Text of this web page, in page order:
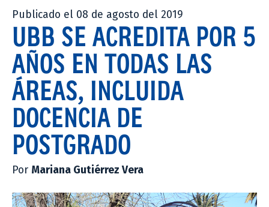
Publicado el 08 de agosto del 2019
UBB SE ACREDITA POR 5
AÑOS EN TODAS LAS
ÁREAS, INCLUIDA
DOCENCIA DE
POSTGRADO
Por Mariana Gutiérrez Vera